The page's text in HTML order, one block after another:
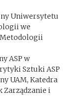
Uniwersytetu
we
Metodologii
ASP w
Sztuki ASP
UAM, Katedra
Zarządzanie i